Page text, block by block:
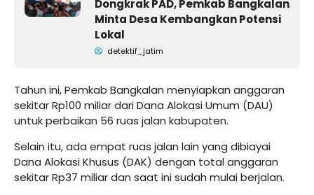
Dongkrak PAD, Pemkab Bangkalan
Minta Desa Kembangkan Potensi
Lokal
detektif_jatim
Tahun ini, Pemkab Bangkalan menyiapkan anggaran
sekitar Rp100 miliar dari Dana Alokasi Umum (DAU)
untuk perbaikan 56 ruas jalan kabupaten.
Selain itu, ada empat ruas jalan lain yang dibiayai
Dana Alokasi Khusus (DAK) dengan total anggaran
sekitar Rp37 miliar dan saat ini sudah mulai berjalan.